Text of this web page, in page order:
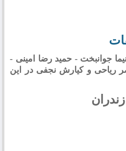
جوانبخت - حمید رضا امینی -
ریاحی و کیارش نجفی در این